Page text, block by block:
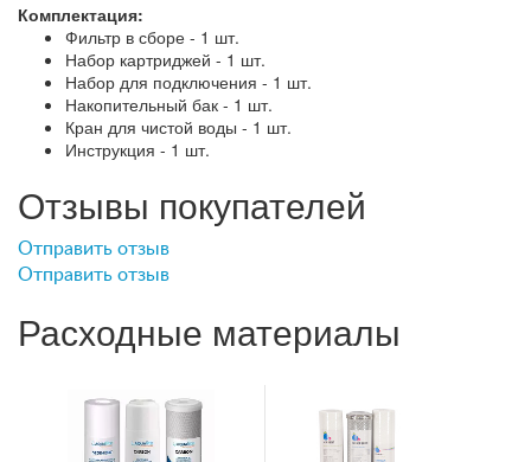
Комплектация:
Фильтр в сборе - 1 шт.
Набор картриджей - 1 шт.
Набор для подключения - 1 шт.
Накопительный бак - 1 шт.
Кран для чистой воды - 1 шт.
Инструкция - 1 шт.
Отзывы покупателей
Отправить отзыв
Отправить отзыв
Расходные материалы